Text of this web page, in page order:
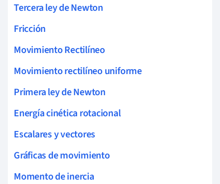
Tercera ley de Newton
Fricción
Movimiento Rectilíneo
Movimiento rectilíneo uniforme
Primera ley de Newton
Energía cinética rotacional
Escalares y vectores
Gráficas de movimiento
Momento de inercia